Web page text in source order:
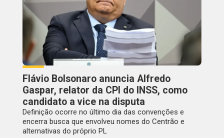
Flávio Bolsonaro anuncia Alfredo
Gaspar, relator da CPI do INSS, como
candidato a vice na disputa
Definição ocorre no último dia das convenções e
encerra busca que envolveu nomes do Centrão e
alternativas do próprio PL